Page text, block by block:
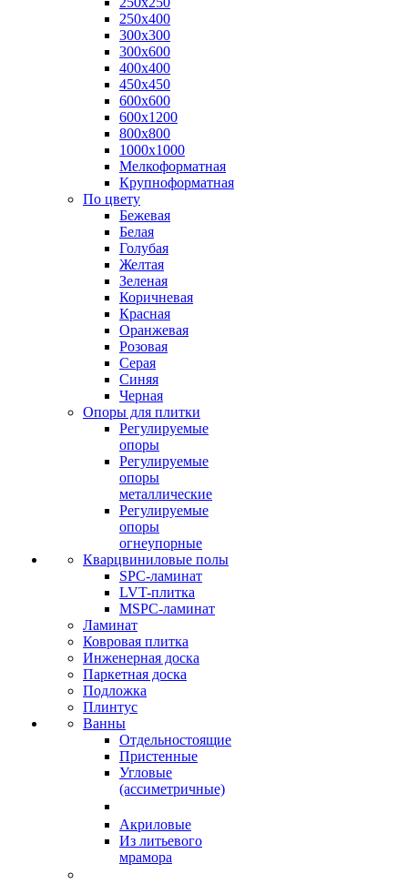
250х400
300х300
300х600
400х400
450х450
600х600
600х1200
800х800
1000х1000
Мелкоформатная
Крупноформатная
По цвету
Бежевая
Белая
Голубая
Желтая
Зеленая
Коричневая
Красная
Оранжевая
Розовая
Серая
Синяя
Черная
Опоры для плитки
Регулируемые
опоры
Регулируемые
опоры
металлические
Регулируемые
опоры
огнеупорные
Кварцвиниловые полы
SPC-ламинат
LVT-плитка
MSPC-ламинат
Ламинат
Ковровая плитка
Инженерная доска
Паркетная доска
Подложка
Плинтус
Ванны
Отдельностоящие
Пристенные
Угловые
(ассиметричные)
Акриловые
Из литьевого
мрамора